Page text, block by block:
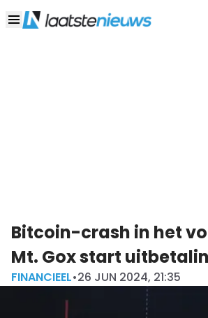
Bitcoin-crash in het
Mt. Gox start
FINANCIEEL•26 JUN 2024, 21:35